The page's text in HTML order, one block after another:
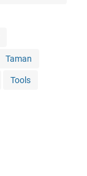
Taman
Tools